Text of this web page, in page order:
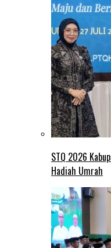
STQ 2026
Hadiah Umrah